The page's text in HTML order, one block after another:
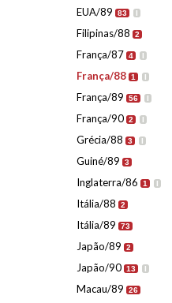
EUA/89 83 I
Filipinas/88 2
França/87 4 I
França/88 1 I
França/89 56 I
França/90 2 I
Grécia/88 3 I
Guiné/89 3
Inglaterra/86 1 I
Itália/88 2
Itália/89 73
Japão/89 2
Japão/90 13 I
Macau/89 26